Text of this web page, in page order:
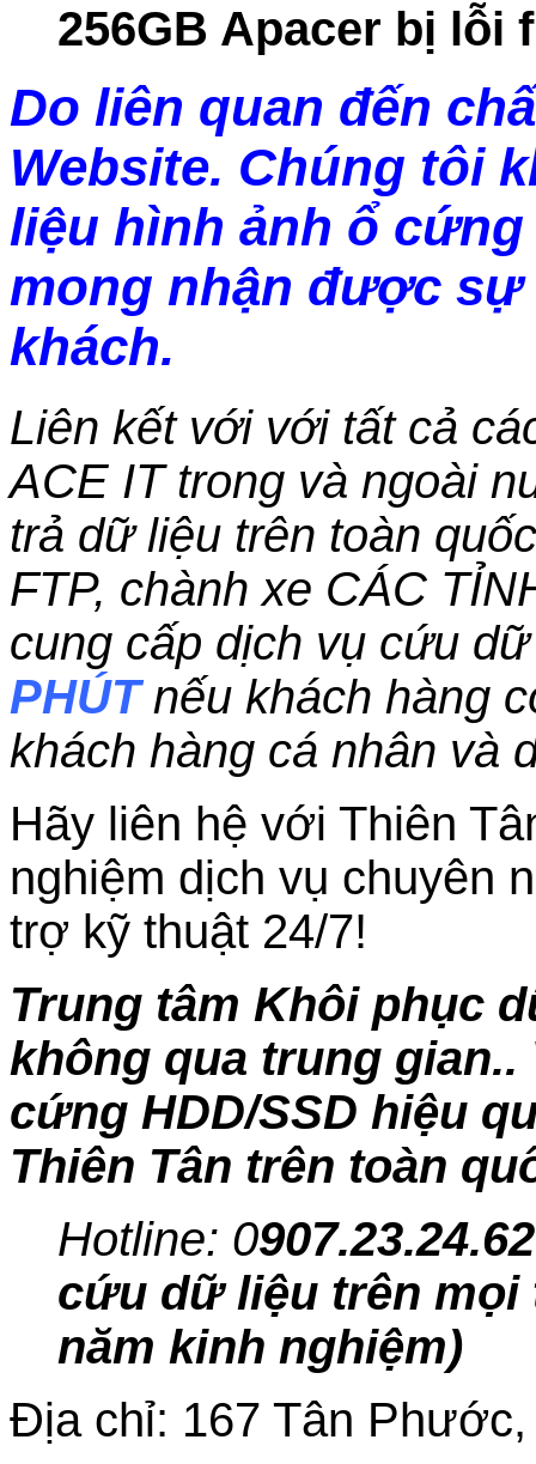
256GB Apacer bị lỗi
Do liên quan đến
Website. Chúng tôi
liệu hình ảnh ổ
mong nhận được
khách.
Liên kết với với tất cả
ACE IT trong và ngoài
trả dữ liệu trên toàn
FTP, chành xe CÁC
cung cấp dịch vụ cứu
PHÚTnếu khách hàng
khách hàng cá nhân và
Hãy liên hệ với Thiên
nghiệm dịch vụ chuyên
trợ kỹ thuật 24/7!
Trung tâm Khôi phục
không qua trung
cứng HDD/SSD hiệu
Thiên Tân trên toàn
Hotline: 0
cứu dữ liệu trên
năm kinh nghiệm)
Địa chỉ: 167 Tân